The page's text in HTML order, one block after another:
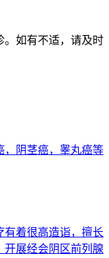
。如有不适，请及时
，阴茎癌，睾丸癌等
有着很高造诣，擅长
开展经会阴区前列腺